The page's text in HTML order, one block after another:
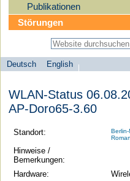
Publikationen
Störungen
Sprachauswahl
Deutsch
English
search-menu
Universität
zu
Berlin
Computer-
und
WLAN-Status
AP-Doro65-3.60
Standort: Berlin-
Hinweise /
Bemerkungen:
Hardware: